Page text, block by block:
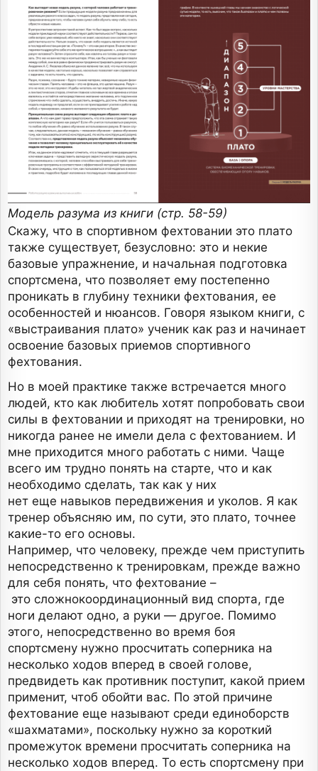
Модель разума из книги (стр. 58-59)
Скажу, что в спортивном фехтовании это плато
также существует, безусловно: это и некие
базовые упражнение, и начальная подготовка
спортсмена, что позволяет ему постепенно
проникать в глубину техники фехтования, ее
особенностей и нюансов. Говоря языком книги, с
«выстраивания плато» ученик как раз и начинает
освоение базовых приемов спортивного
фехтования.
Но в моей практике также встречается много
людей, кто как любитель хотят попробовать свои
силы в фехтовании и приходят на тренировки, но
никогда ранее не имели дела с фехтованием. И
мне приходится много работать с ними. Чаще
всего им трудно понять на старте, что и как
необходимо сделать, так как у них
нет еще навыков передвижения и уколов. Я как
тренер объясняю им, по сути, это плато, точнее
какие-то его основы.
Например, что человеку, прежде чем приступить
непосредственно к тренировкам, прежде важно
для себя понять, что фехтование –
это сложнокоординационный вид спорта, где
ноги делают одно, а руки — другое. Помимо
этого, непосредственно во время боя
спортсмену нужно просчитать соперника на
несколько ходов вперед в своей голове,
предвидеть как противник поступит, какой прием
применит, чтоб обойти вас. По этой причине
фехтование еще называют среди единоборств
«шахматами», поскольку нужно за короткий
промежуток времени просчитать соперника на
несколько ходов вперед. То есть спортсмену при